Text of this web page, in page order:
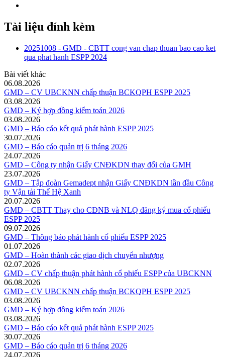
Tài liệu đính kèm
20251008 - GMD - CBTT cong van chap thuan bao cao ket
qua phat hanh ESPP 2024
Bài viết khác
06.08.2026
GMD – CV UBCKNN chấp thuận BCKQPH ESPP 2025
03.08.2026
GMD – Ký hợp đồng kiểm toán 2026
03.08.2026
GMD – Báo cáo kết quả phát hành ESPP 2025
30.07.2026
GMD – Báo cáo quản trị 6 tháng 2026
24.07.2026
GMD – Công ty nhận Giấy CNĐKDN thay đổi của GMH
23.07.2026
GMD – Tập đoàn Gemadept nhận Giấy CNĐKDN lần đầu Công
ty Vận tải Thế Hệ Xanh
20.07.2026
GMD – CBTT Thay cho CĐNB và NLQ đăng ký mua cổ phiếu
ESPP 2025
09.07.2026
GMD – Thông báo phát hành cổ phiếu ESPP 2025
01.07.2026
GMD – Hoàn thành các giao dịch chuyển nhượng
02.07.2026
GMD – CV chấp thuận phát hành cổ phiếu ESPP của UBCKNN
06.08.2026
GMD – CV UBCKNN chấp thuận BCKQPH ESPP 2025
03.08.2026
GMD – Ký hợp đồng kiểm toán 2026
03.08.2026
GMD – Báo cáo kết quả phát hành ESPP 2025
30.07.2026
GMD – Báo cáo quản trị 6 tháng 2026
24.07.2026